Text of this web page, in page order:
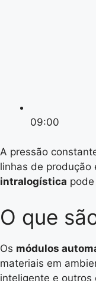
09:00
A pressão
linhas de produção
intralogística
O que
Os módulos
materiais em
inteligente e